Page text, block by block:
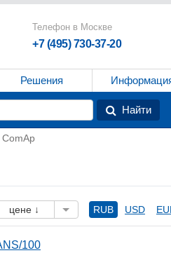
Телефон в Москве
+7 (495) 730-37-20
Решения
Найти
цене ↓ RUB USD
100